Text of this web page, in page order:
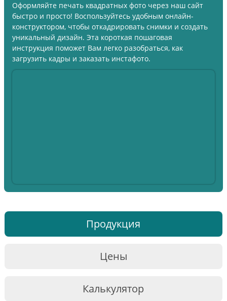
Оформляйте печать квадратных фото через наш сайт
быстро и просто! Воспользуйтесь удобным онлайн-
конструктором, чтобы откадрировать снимки и создать
уникальный дизайн. Эта короткая пошаговая
инструкция поможет Вам легко разобраться, как
загрузить кадры и заказать инстафото.
Продукция
Цены
Калькулятор